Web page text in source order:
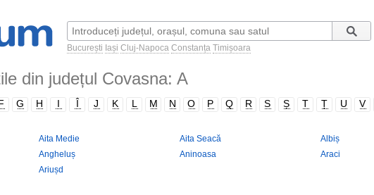
București Iași Cluj-Napoca Constanța Timișoara
din județul Covasna: A
G H I Î J K L M N O P Q R S Ș T Ț U V
Aita Medie Aita Seacă
Albiș
Angheluș Aninoasa
Araci
Ariușd